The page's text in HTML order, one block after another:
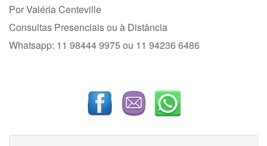
Por Valéria Centeville
Consultas Presenciais ou à Distância
Whatsapp: 11 98444 9975 ou 11 94236 6486